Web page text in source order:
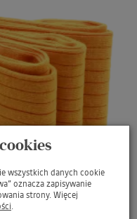
wszystkich danych cookie
oznacza zapisywanie
strony. Więcej